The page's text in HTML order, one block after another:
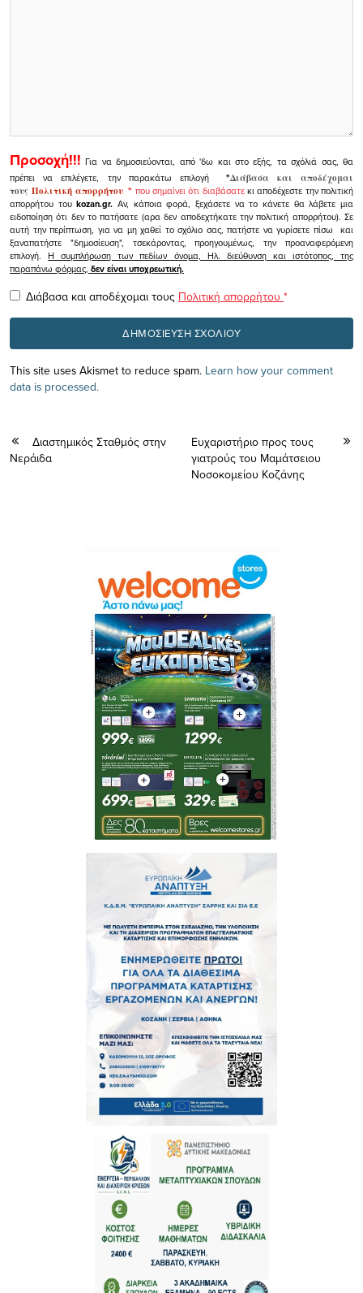
Προσοχή!!! Για να δημοσιεύονται, από 'δω και στο εξής, τα σχόλιά σας, θα
πρέπει να επιλέγετε, την παρακάτω επιλογή
"Διάβασα και αποδέχομαι
τουςΠολιτική απορρήτου" που σημαίνει ότι διαβάσατεκι αποδέχεστε την πολιτική
απορρήτου τουkozan.gr. Αν, κάποια φορά, ξεχάσετε να το κάνετε θα λάβετε μια
ειδοποίηση ότι δεν το πατήσατε (αρα δεν αποδεχτήκατε την πολιτική απορρήτου). Σε
αυτή την περίπτωση, για να μη χαθεί το σχόλιο σας, πατήστε να γυρίσετε πίσω και
ξαναπατήστε "δημοσίευση", τσεκάροντας, προηγουμένως, την προαναφερόμενη
επιλογή.Η συμπλήρωση των πεδίων όνομα, Ηλ. διεύθυνση και ιστότοπος, της
παραπάνω φόρμας, δεν είναι υποχρεωτική.
Διάβασα και αποδέχομαι τους Πολιτική απορρήτου *
This site uses Akismet to reduce spam. Learn how your comment
data is processed.
Διαστημικός Σταθμός στην
Νεράιδα
Ευχαριστήριο προς τους
γιατρούς του Μαμάτσειου
Νοσοκομείου Κοζάνης